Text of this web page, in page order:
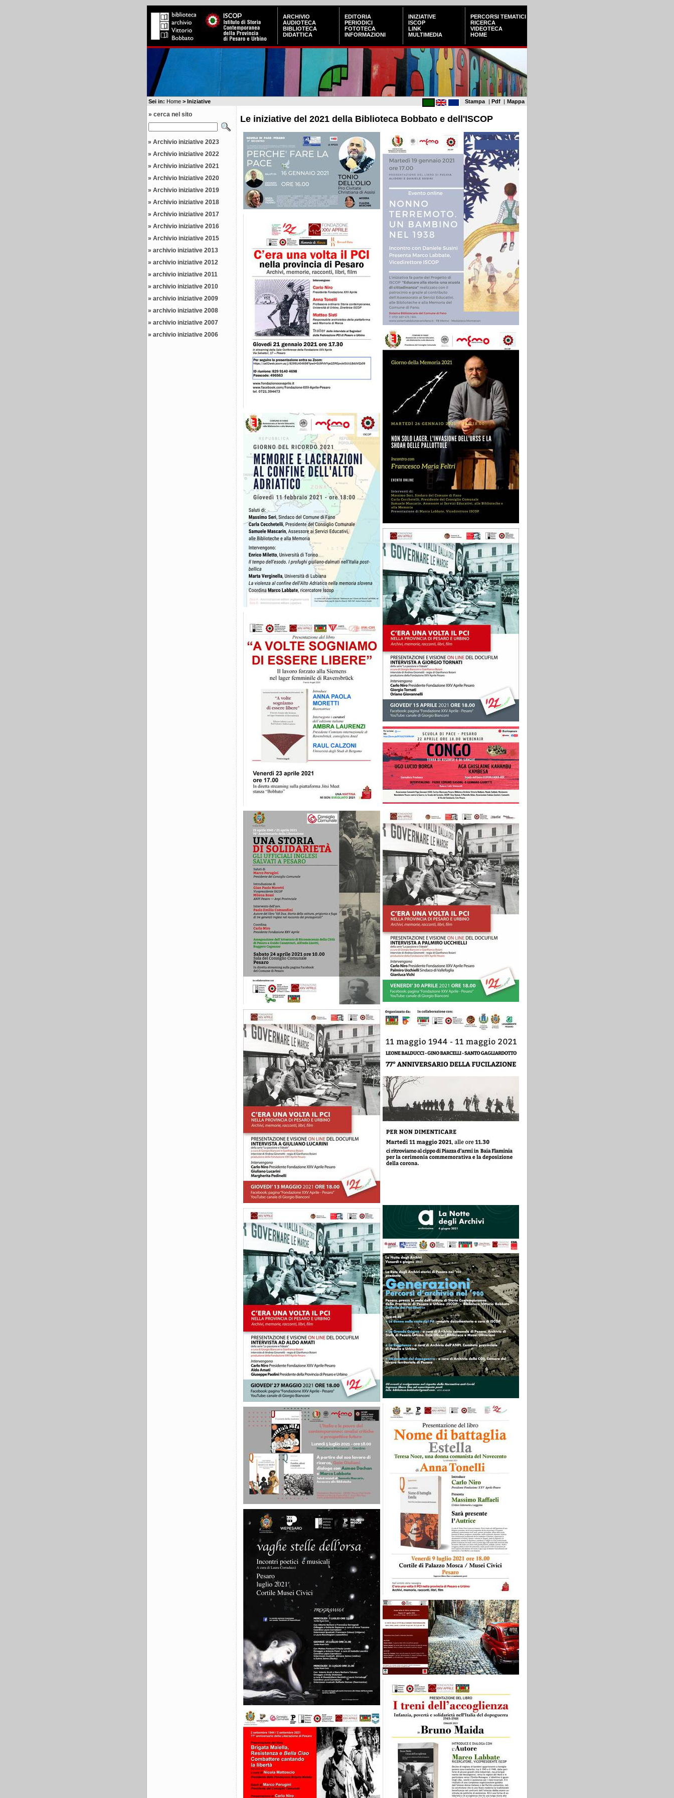
ARCHIVIO
AUDIOTECA
BIBLIOTECA
DIDATTICA
EDITORIA
PERIODICI
FOTOTECA
INFORMAZIONI
INIZIATIVE
ISCOP
LINK
MULTIMEDIA
PERCORSI TEMATICI
RICERCA
VIDEOTECA
HOME
Mappa
|
Pdf
|
Stampa
Sei in: Home > Iniziative
» cerca nel sito
» Archivio iniziative 2023
» Archivio iniziative 2022
» Archivio iniziative 2021
» Archivio Iniziative 2020
» Archivio iniziative 2019
» Archivio iniziative 2018
» Archivio iniziative 2017
» Archivio iniziative 2016
» Archivio iniziative 2015
» archivio iniziative 2013
» archivio iniziative 2012
» archivio iniziative 2011
» archivio iniziative 2010
» archivio iniziative 2009
» archivio iniziative 2008
» archivio iniziative 2007
» archivio iniziative 2006
Le iniziative del 2021 della Biblioteca Bobbato e dell'ISCOP